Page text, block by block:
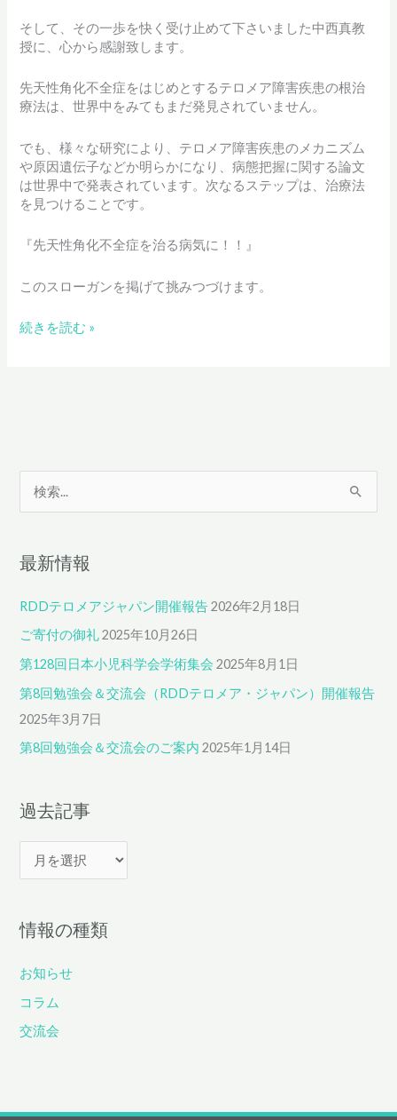
そして、その一歩を快く受け止めて下さいました中西真教
授に、心から感謝致します。
先天性角化不全症をはじめとするテロメア障害疾患の根治
療法は、世界中をみてもまだ発見されていません。
でも、様々な研究により、テロメア障害疾患のメカニズム
や原因遺伝子などか明らかになり、病態把握に関する論文
は世界中で発表されています。次なるステップは、治療法
を見つけることです。
『先天性角化不全症を治る病気に！！』
このスローガンを掲げて挑みつづけます。
東
究
の
真
授
も
と
行
っ
き
た
続きを読む »
索
象
最新情報
RDDテロメアジャパン開催報告 2026年2月18日
ご寄付の御礼 2025年10月26日
第128回日本小児科学会学術集会 2025年8月1日
第8回勉強会＆交流会（RDDテロメア・ジャパン）開催報告
2025年3月7日
第8回勉強会＆交流会のご案内 2025年1月14日
過去記事
去
事
情報の種類
お知らせ
コラム
交流会